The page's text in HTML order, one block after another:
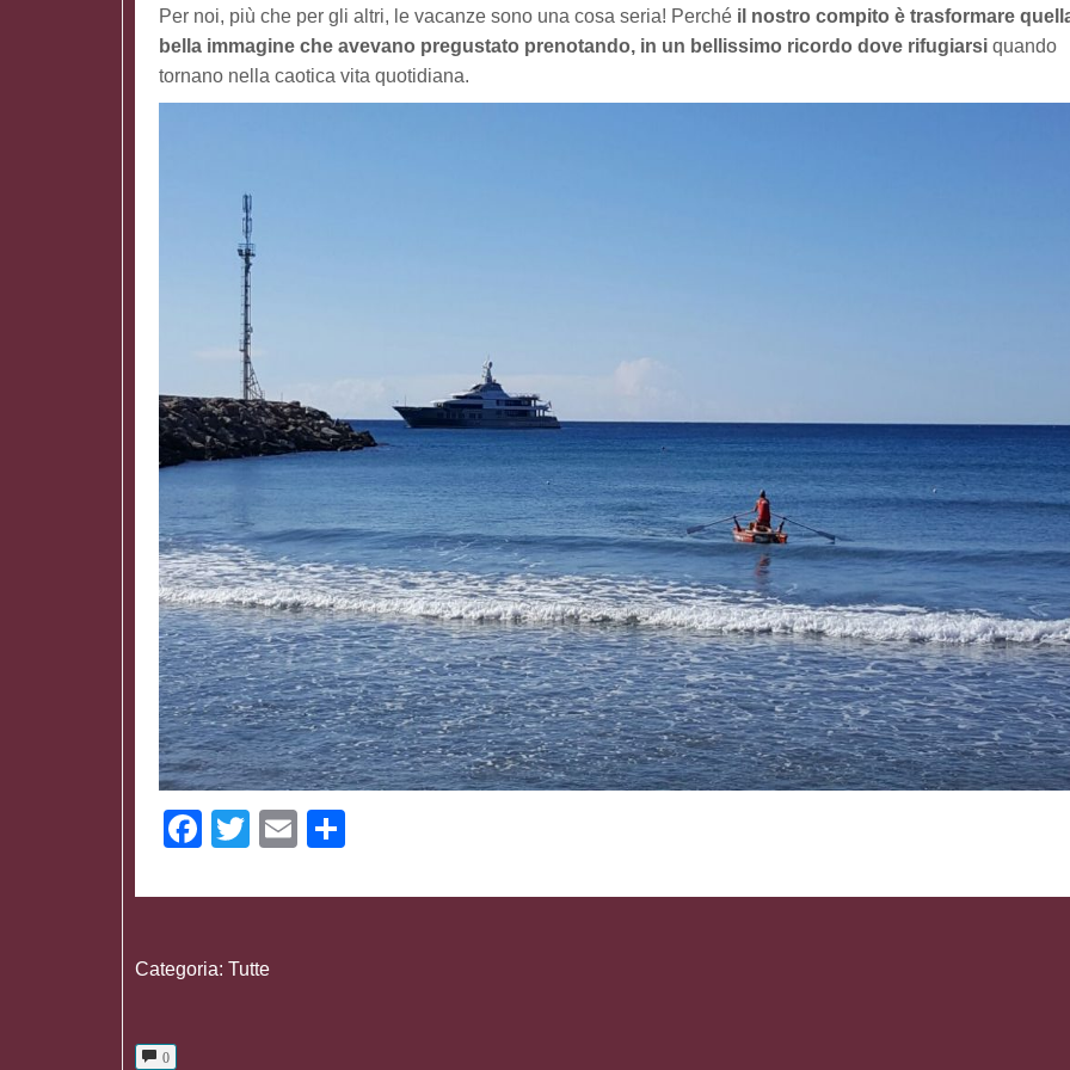
Per noi, più che per gli altri, le vacanze sono una cosa seria! Perché il nostro compito è trasformare
bella immagine che avevano pregustato prenotando, in un bellissimo ricordo dove rifugiarsi quando
tornano nella caotica vita quotidiana.
Facebook
TwitterEmail
Categoria: Tutte
0